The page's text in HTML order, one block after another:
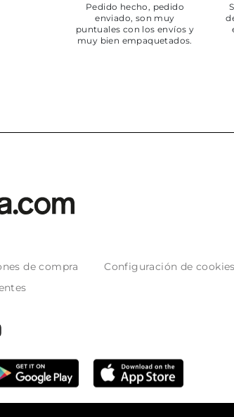
Pedido hecho, pedido
enviado, son muy
puntuales con los envíos y
muy bien empaquetados.
de compra Configuración de cookies